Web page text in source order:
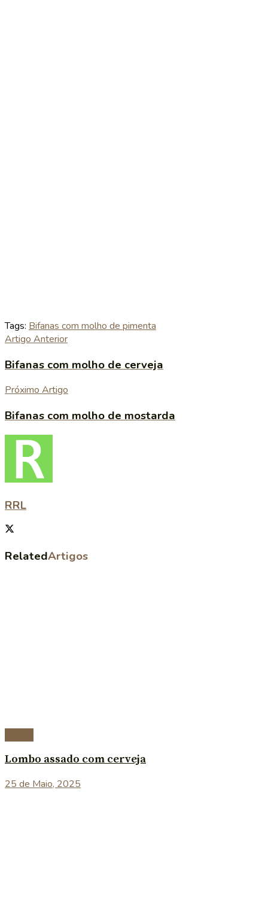
Tags: Bifanas com molho de pimenta
Artigo Anterior
Bifanas com molho de cerveja
Próximo Artigo
Bifanas com molho de mostarda
RRL
RelatedArtigos
Lombo assado com cerveja
25 de Maio, 2025